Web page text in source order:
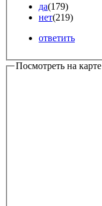
да(179)
нет(219)
ответить
Посмотреть на карте